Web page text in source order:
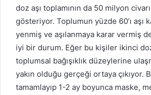
doz aşı toplamının da 50 milyon
gösteriyor. Toplumun yüzde 60’ı aşı
yenmiş ve aşılanmaya karar vermiş
iyi bir durum. Eğer bu kişiler ikinci
toplumsal bağışıklık düzeylerine
yakın olduğu gerçeği ortaya çıkıyor.
tamamlayıp 1-2 ay boyunca maske,